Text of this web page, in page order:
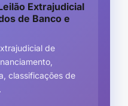
Extrajudicial
de Banco e
de
classificações de